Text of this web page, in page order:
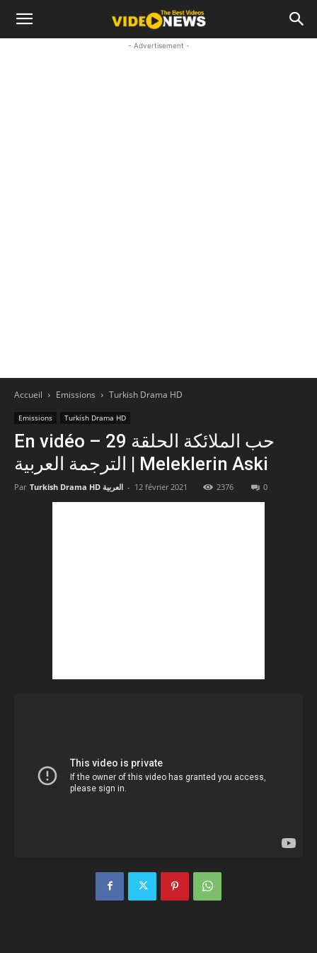
- Advertisement -
Accueil Emissions Turkish Drama HD
Emissions Turkish Drama HD
En vidéo – حب الملائكة الحلقة 29
الترجمة العربية | Meleklerin Aski
Par Turkish Drama HD العربية - 12 février 2021 2376 0